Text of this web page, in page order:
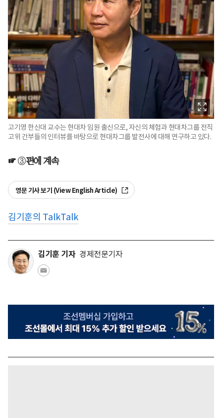
고기영 한신대 교수는 현대차 임원 출신으로, 자신의 체험과 현대차그룹 전직
고위 간부들의 인터뷰를 바탕으로 현대차그룹 발전사에 대해 연구하고 있다.
☞ ③편에 계속
영문 기사 보기 (View English Article)
김기훈의 TalkTalk
김기훈 기자 경제전문기자